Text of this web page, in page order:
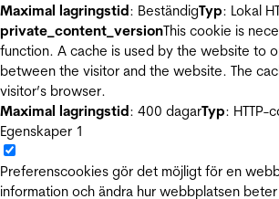
Maximal lagringstid: BeständigTyp: Lokal
private_content_versionThis cookie is
function. A cache is used by the website to
between the visitor and the website. The
visitor’s browser.
Maximal lagringstid: 400 dagarTyp: HTTP-
Egenskaper 1
Preferenscookies gör det möjligt för en
information och ändra hur webbplatsen